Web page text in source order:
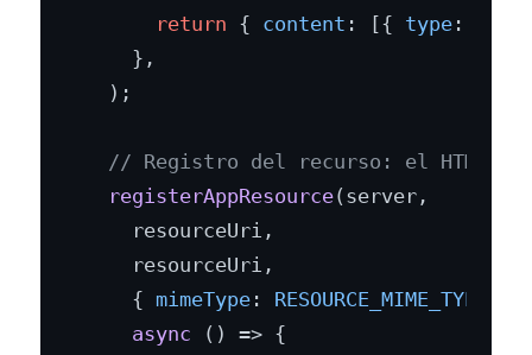
return { content : [{ type :
    },
  );
// Registro del recurso: el HTML
registerAppResource(server,
    resourceUri,
    resourceUri,
    {
mimeType : RESOURCE_MIME_TYPE
async () => {